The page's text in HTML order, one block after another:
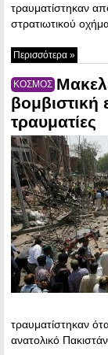
τραυματίστηκαν
στρατιωτικού
Περισσότερα »
ΚΟΣΜΟΣ
βομβιστική
τραυματίες
τραυματίστηκαν
ανατολικό